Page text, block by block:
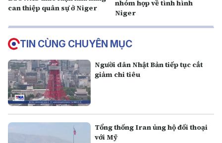
can thiệp quân sự ở Niger
nhóm họp về tình hình
Niger
TIN CÙNG CHUYÊN MỤC
Người dân Nhật Bản tiếp tục cắt
giảm chi tiêu
Tổng thống Iran ủng hộ đối thoại
với Mỹ